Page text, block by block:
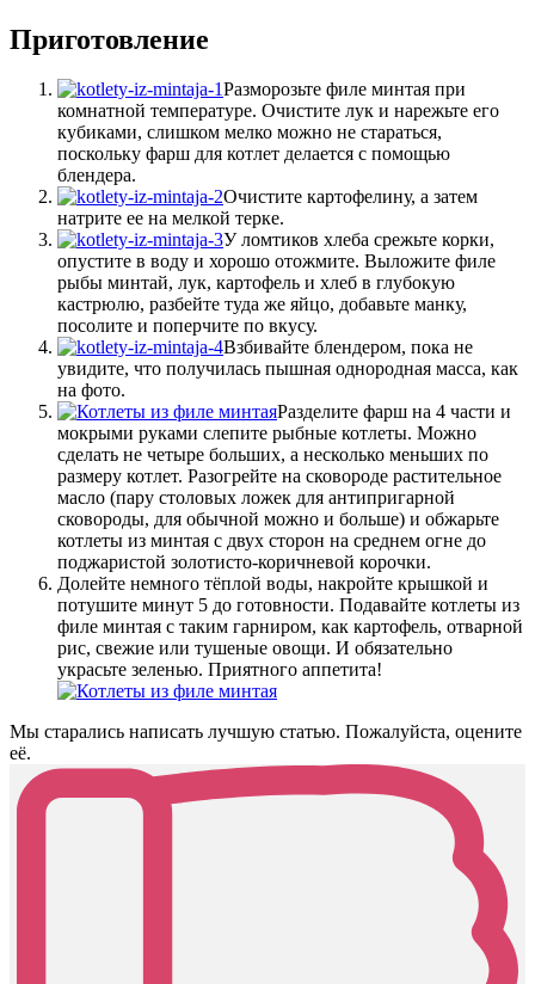
Приготовление
Разморозьте филе минтая при
комнатной температуре. Очистите лук и нарежьте его
кубиками, слишком мелко можно не стараться,
поскольку фарш для котлет делается с помощью
блендера.
Очистите картофелину, а затем
натрите ее на мелкой терке.
У ломтиков хлеба срежьте корки,
опустите в воду и хорошо отожмите. Выложите филе
рыбы минтай, лук, картофель и хлеб в глубокую
кастрюлю, разбейте туда же яйцо, добавьте манку,
посолите и поперчите по вкусу.
Взбивайте блендером, пока не
увидите, что получилась пышная однородная масса, как
на фото.
Разделите фарш на 4 части и
мокрыми руками слепите рыбные котлеты. Можно
сделать не четыре больших, а несколько меньших по
размеру котлет. Разогрейте на сковороде растительное
масло (пару столовых ложек для антипригарной
сковороды, для обычной можно и больше) и обжарьте
котлеты из минтая с двух сторон на среднем огне до
поджаристой золотисто-коричневой корочки.
Долейте немного тёплой воды, накройте крышкой и
потушите минут 5 до готовности. Подавайте котлеты из
филе минтая с таким гарниром, как картофель, отварной
рис, свежие или тушеные овощи. И обязательно
украсьте зеленью. Приятного аппетита!
Мы старались написать лучшую статью. Пожалуйста, оцените
её.